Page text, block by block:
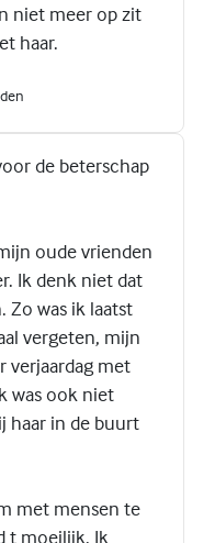
niet meer op zit
haar.
de beterschap
oude vrienden
Ik denk niet dat
Zo was ik laatst
vergeten, mijn
verjaardag met
was ook niet
haar in de buurt
met mensen te
t moeilijk. Ik